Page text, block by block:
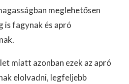
meglehetősen
is fagynak és apró
miatt azonban ezek az apró
elolvadni, legfeljebb